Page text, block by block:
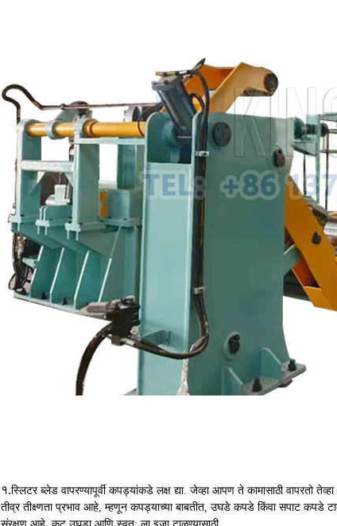
१.स्लिटर ब्लेड वापरण्यापूर्वी कपड्यांकडे लक्ष द्या. जेव्हा आपण ते कामासाठी
तीव्र तीक्ष्णता प्रभाव आहे, म्हणून कपड्याच्या बाबतीत, उघडे कपडे किंवा सपाट